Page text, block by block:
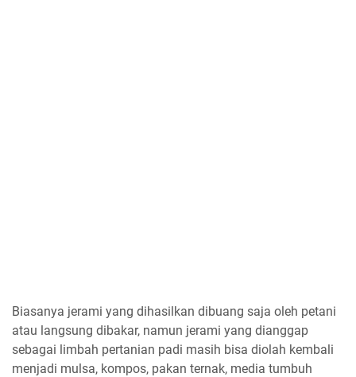
Biasanya jerami yang dihasilkan dibuang saja oleh petani
atau langsung dibakar, namun jerami yang dianggap
sebagai limbah pertanian padi masih bisa diolah kembali
menjadi mulsa, kompos, pakan ternak, media tumbuh